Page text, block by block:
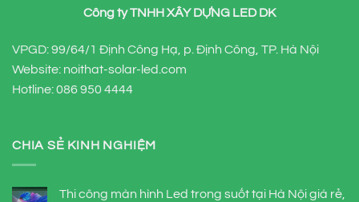
Công ty TNHH XÂY DỰNG LED DK
VPGD: 99/64/1 Định Công Hạ, p. Định Công, TP. Hà Nội
Website: noithat-solar-led.com
Hotline:086 950 4444
CHIA SẺ KINH NGHIỆM
Thi công màn hình Led trong suốt tại Hà Nội giá rẻ,